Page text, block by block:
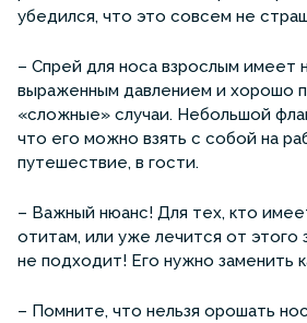
убедился, что это совсем не
– Спрей для носа взрослым имеет
выраженным давлением и хорошо
«сложные» случаи. Небольшой
что его можно взять с собой на
путешествие, в гости.
– Важный нюанс! Для тех, кто
отитам, или уже лечится от этого
не подходит! Его нужно заменить
– Помните, что нельзя орошать